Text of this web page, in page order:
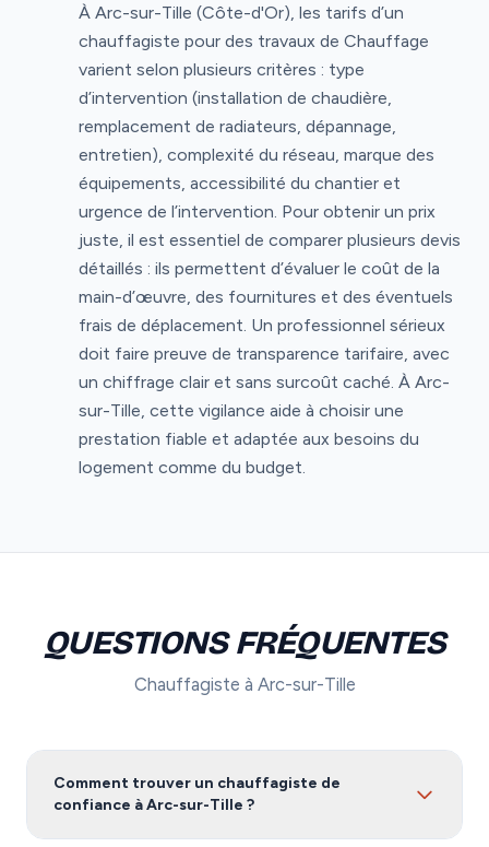
À Arc-sur-Tille (Côte-d'Or), les tarifs d’un
chauffagiste pour des travaux de Chauffage
varient selon plusieurs critères : type
d’intervention (installation de chaudière,
remplacement de radiateurs, dépannage,
entretien), complexité du réseau, marque des
équipements, accessibilité du chantier et
urgence de l’intervention. Pour obtenir un prix
juste, il est essentiel de comparer plusieurs devis
détaillés : ils permettent d’évaluer le coût de la
main-d’œuvre, des fournitures et des éventuels
frais de déplacement. Un professionnel sérieux
doit faire preuve de transparence tarifaire, avec
un chiffrage clair et sans surcoût caché. À Arc-
sur-Tille, cette vigilance aide à choisir une
prestation fiable et adaptée aux besoins du
logement comme du budget.
QUESTIONS FRÉQUENTES
Chauffagiste à Arc-sur-Tille
Comment trouver un chauffagiste de
confiance à Arc-sur-Tille ?